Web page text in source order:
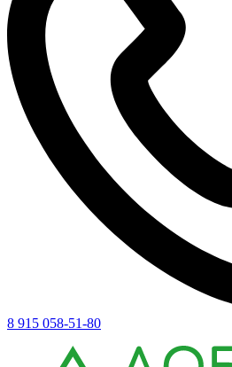
8 915 058-51-80